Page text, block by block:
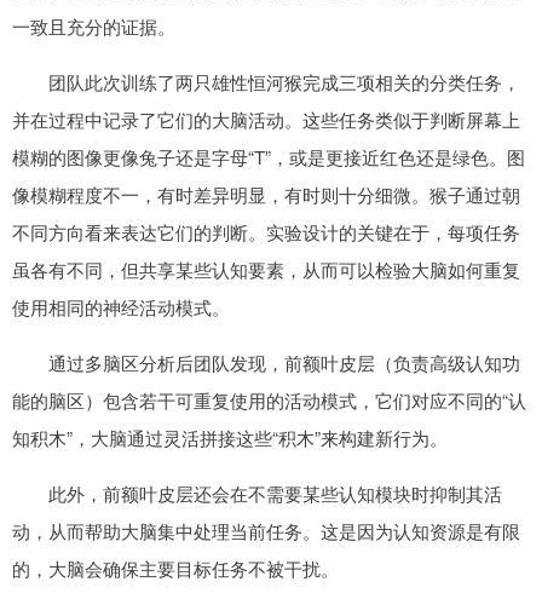
一致且充分的证据。
团队此次训练了两只雄性恒河猴完成三项相关的分类任务，
并在过程中记录了它们的大脑活动。这些任务类似于判断屏幕上
模糊的图像更像兔子还是字母“T”，或是更接近红色还是绿色。图
像模糊程度不一，有时差异明显，有时则十分细微。猴子通过朝
不同方向看来表达它们的判断。实验设计的关键在于，每项任务
虽各有不同，但共享某些认知要素，从而可以检验大脑如何重复
使用相同的神经活动模式。
通过多脑区分析后团队发现，前额叶皮层（负责高级认知功
能的脑区）包含若干可重复使用的活动模式，它们对应不同的“认
知积木”，大脑通过灵活拼接这些“积木”来构建新行为。
此外，前额叶皮层还会在不需要某些认知模块时抑制其活
动，从而帮助大脑集中处理当前任务。这是因为认知资源是有限
的，大脑会确保主要目标任务不被干扰。